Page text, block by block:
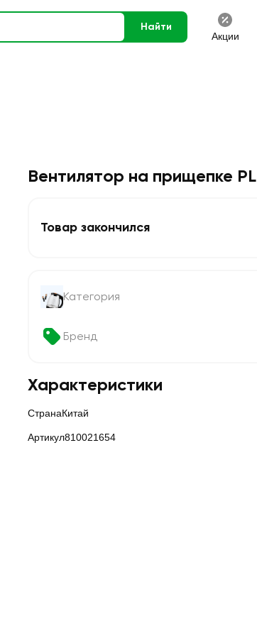
Найти
Акции
Вентилятор на прищепке PL
Товар закончился
Категория
Бренд
Характеристики
СтранаКитай
Артикул810021654